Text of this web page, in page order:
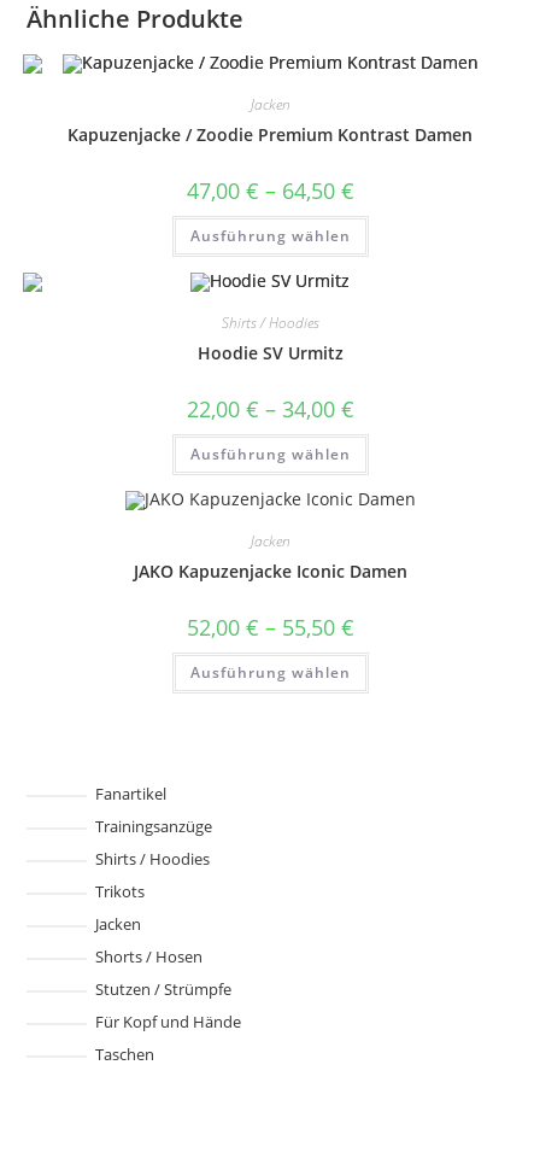
Ähnliche Produkte
Jacken
Kapuzenjacke / Zoodie Premium Kontrast Damen
47,00 € – 64,50 €Preisspanne:
47,00 €
bis
Ausführung wählen
Dieses
weist
werden
Shirts / Hoodies
Hoodie SV Urmitz
22,00 € – 34,00 €Preisspanne:
22,00 €
bis
Ausführung wählen
Dieses
weist
mehrere
Varianten
können
werden
Jacken
JAKO Kapuzenjacke Iconic Damen
52,00 € – 55,50 €Preisspanne:
52,00 €
bis
Ausführung wählen
Dieses
weist
Fanartikel
Trainingsanzüge
Shirts / Hoodies
Trikots
Jacken
Shorts / Hosen
Stutzen / Strümpfe
Für Kopf und Hände
Taschen